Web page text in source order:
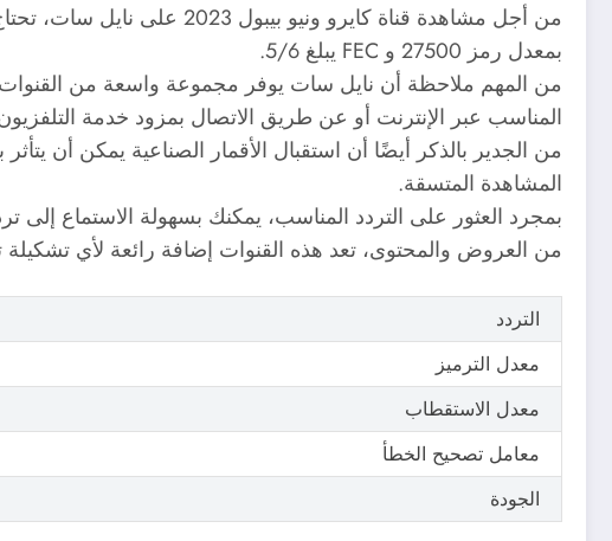
بمعدل رمز 27500 و FEC يبلغ 5/6.
من المهم ملاحظة أن نايل سات يوفر مجموعة واسعة من القنوات
المناسب عبر الإنترنت أو عن طريق الاتصال بمزود خدمة
من الجدير بالذكر أيضًا أن استقبال الأقمار الصناعية يمكن أن
المشاهدة المتسقة.
من العروض والمحتوى، تعد هذه القنوات إضافة رائعة لأي تشكيلة
التردد
معدل الترميز
معدل الاستقطاب
معامل تصحيح الخطأ
الجودة